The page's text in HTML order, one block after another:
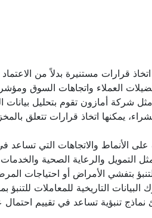
قرارات مستنيرة بدلاً من
العملاء واتجاهات السوق
شركة أمازون تقوم بتحليل بيانات
يمكنها اتخاذ قرارات تتعلق
الأنماط والاتجاهات التي تساعد
التمويل والرعاية الصحية
بتفشي الأمراض أو احتياجات
التاريخية للمعاملات للتنبؤ
نماذج تنبؤية تساعد في تقييم